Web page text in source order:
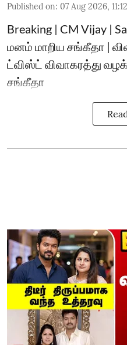
Published on: 07 Aug 2026,
Breaking | CM Vijay |
மனம் மாறிய சங்கீதா |
ட்விஸ்ட் விவாகரத்து
சங்கீதா